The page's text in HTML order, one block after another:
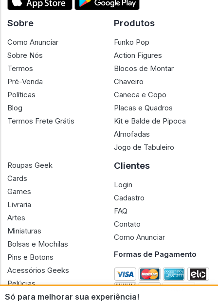
Só para melhorar sua experiência!
Sobre
Como Anunciar
Sobre Nós
Termos
Pré-Venda
Políticas
Blog
Termos Frete Grátis
Produtos
Funko Pop
Action Figures
Blocos de Montar
Chaveiro
Caneca e Copo
Placas e Quadros
Kit e Balde de Pipoca
Almofadas
Jogo de Tabuleiro
Roupas Geek
Cards
Games
Livraria
Artes
Miniaturas
Bolsas e Mochilas
Pins e Botons
Acessórios Geeks
Pelúcias
Bonecas
Clientes
Login
Cadastro
FAQ
Contato
Como Anunciar
Formas de Pagamento